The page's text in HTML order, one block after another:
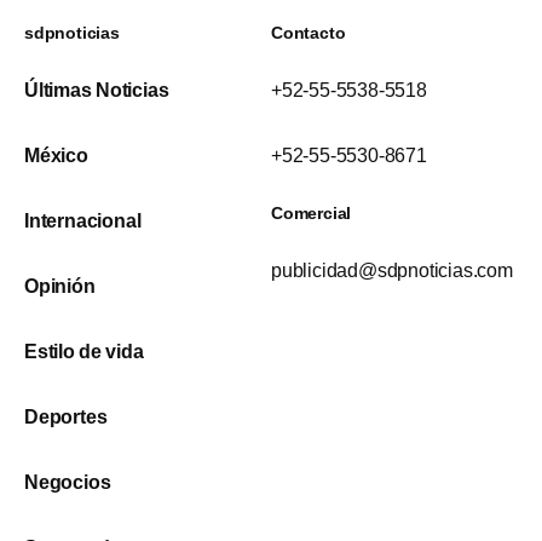
sdpnoticias
Últimas Noticias
México
Internacional
Opinión
Estilo de vida
Deportes
Negocios
Contacto
+52-55-5538-5518
+52-55-5530-8671
Comercial
publicidad@sdpnoticias.com